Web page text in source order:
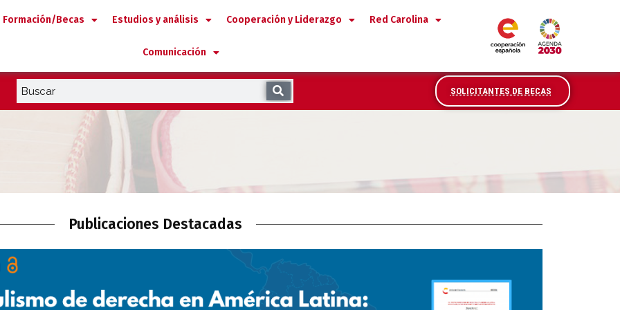
Formación/Becas Estudios y análisis Cooperación y Liderazgo Red Carolina
Comunicación
SOLICITANTES DE BECAS
Publicaciones Destacadas